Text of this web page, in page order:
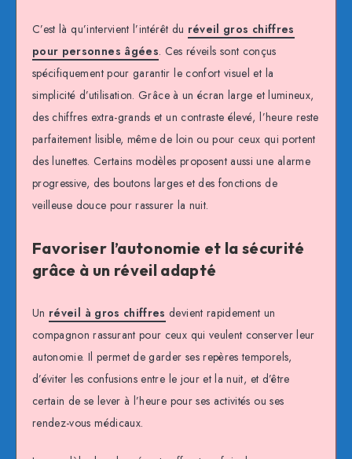
C’est là qu’intervient l’intérêt du réveil gros chiffres
pour personnes âgées. Ces réveils sont conçus
spécifiquement pour garantir le confort visuel et la
simplicité d’utilisation. Grâce à un écran large et lumineux,
des chiffres extra-grands et un contraste élevé, l’heure reste
parfaitement lisible, même de loin ou pour ceux qui portent
des lunettes. Certains modèles proposent aussi une alarme
progressive, des boutons larges et des fonctions de
veilleuse douce pour rassurer la nuit.
Favoriser l’autonomie et la sécurité
grâce à un réveil adapté
Un réveil à gros chiffres devient rapidement un
compagnon rassurant pour ceux qui veulent conserver leur
autonomie. Il permet de garder ses repères temporels,
d’éviter les confusions entre le jour et la nuit, et d’être
certain de se lever à l’heure pour ses activités ou ses
rendez-vous médicaux.